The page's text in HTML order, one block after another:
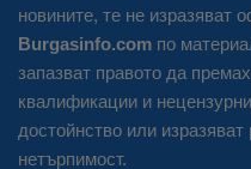
новините, те не изразяват
Burgasinfo.com по
запазват правото да
квалификации и
достойнство или
нетърпимост.